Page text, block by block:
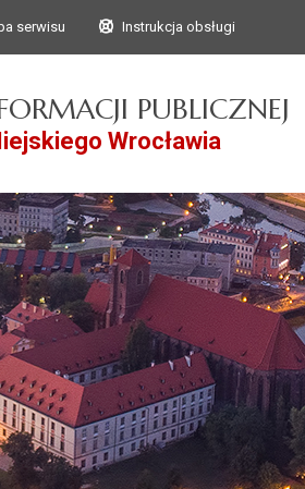
do głównego
do treści
serwisu Instrukcja obsługi
PUBLICZNEJ
Wrocławia